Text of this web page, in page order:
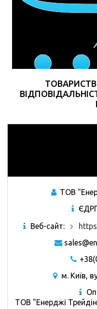
ТОВ
Веб-сайт:
м. Київ,
ТОВ "Енерджі